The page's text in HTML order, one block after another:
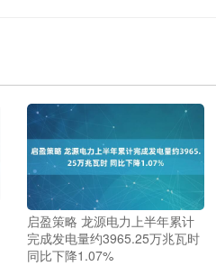
启盈策略 龙源电力上半年累计
完成发电量约3965.25万兆瓦时
同比下降1.07%